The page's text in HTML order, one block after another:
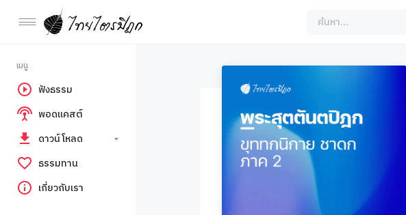
เมนู
ฟังธรรม
พอดแคสต์
ดาวน์โหลด
ธรรมทาน
เกี่ยวกับเรา